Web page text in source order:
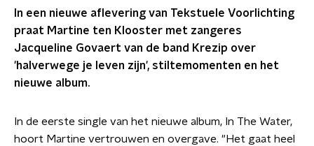
In een nieuwe aflevering van Tekstuele Voorlichting
praat Martine ten Klooster met zangeres
Jacqueline Govaert van de band Krezip over
'halverwege je leven zijn', stiltemomenten en het
nieuwe album.
In de eerste single van het nieuwe album, In The Water,
hoort Martine vertrouwen en overgave. "Het gaat heel